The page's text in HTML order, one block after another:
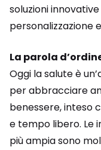
soluzioni
personalizzazione
La parola
Oggi la salute è
per abbracciare
benessere, inteso
e tempo libero. Le
più ampia sono